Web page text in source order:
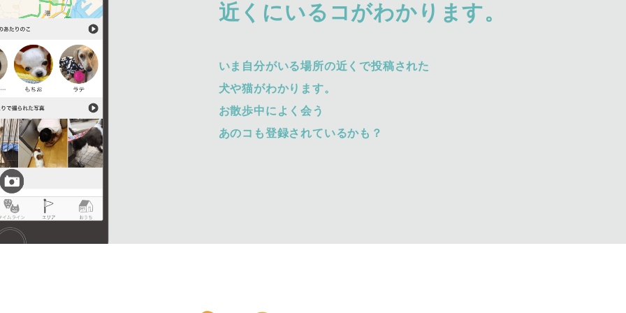
近くにいるコがわかります。
いま自分がいる場所の近くで投稿された
犬や猫がわかります。
お散歩中によく会う
あのコも登録されているかも？